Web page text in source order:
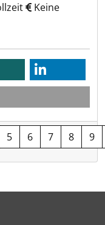
Keine
5 6 7 8 9